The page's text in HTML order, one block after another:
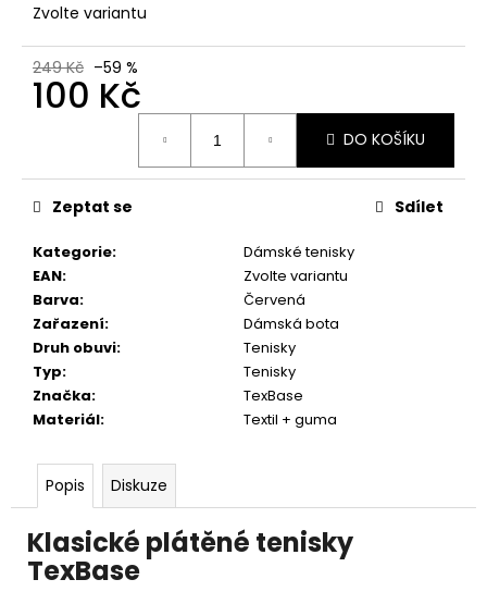
Zvolte variantu
249 Kč –59 %
100 Kč
DO KOŠÍKU
Kategorie:
Dámské tenisky
EAN:
Zvolte variantu
Barva:
Červená
Zařazení:
Dámská bota
Druh obuvi:
Tenisky
Typ:
Tenisky
Značka:
TexBase
Materiál: Textil + guma
Zeptat se Sdílet
Popis Diskuze
Klasické plátěné tenisky
TexBase
e
m
e